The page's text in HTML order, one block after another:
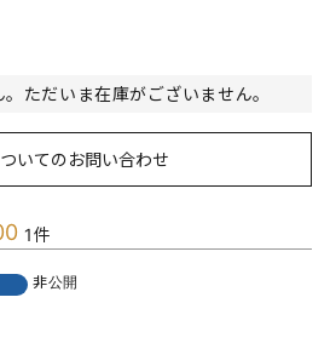
ただいま在庫がございません。
いてのお問い合わせ
1
非公開